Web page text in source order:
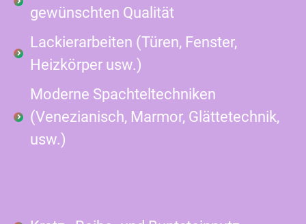
gewünschten Qualität
Lackierarbeiten (Türen, Fenster,
Heizkörper usw.)
Moderne Spachteltechniken
(Venezianisch, Marmor, Glättetechnik,
usw.)